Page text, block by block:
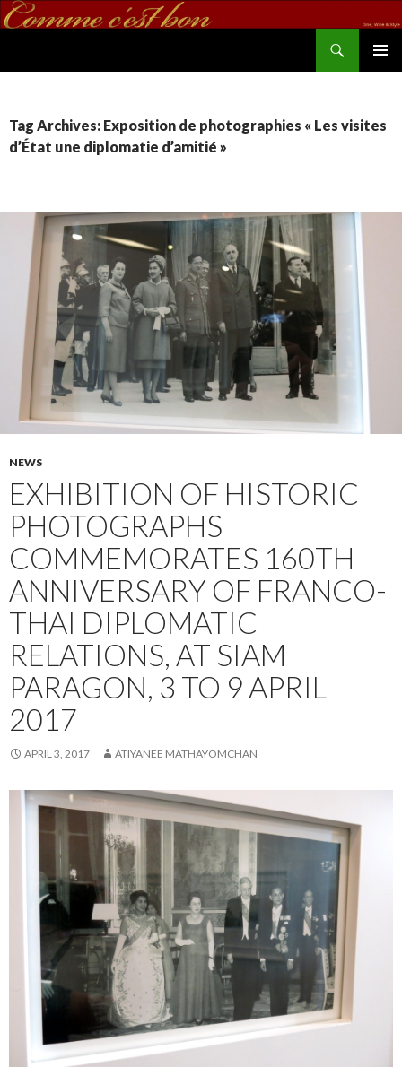
Tag Archives: Exposition de photographies « Les visites
d’État une diplomatie d’amitié »
NEWS
EXHIBITION OF HISTORIC
PHOTOGRAPHS
COMMEMORATES 160TH
ANNIVERSARY OF FRANCO-
THAI DIPLOMATIC
RELATIONS, AT SIAM
PARAGON, 3 TO 9 APRIL
2017
APRIL 3, 2017 ATIYANEE MATHAYOMCHAN